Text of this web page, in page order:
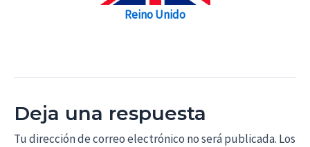
Reino Unido
Deja una respuesta
Tu dirección de correo electrónico no será publicada. Los